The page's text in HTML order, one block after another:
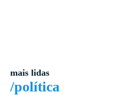
mais lidas
/política